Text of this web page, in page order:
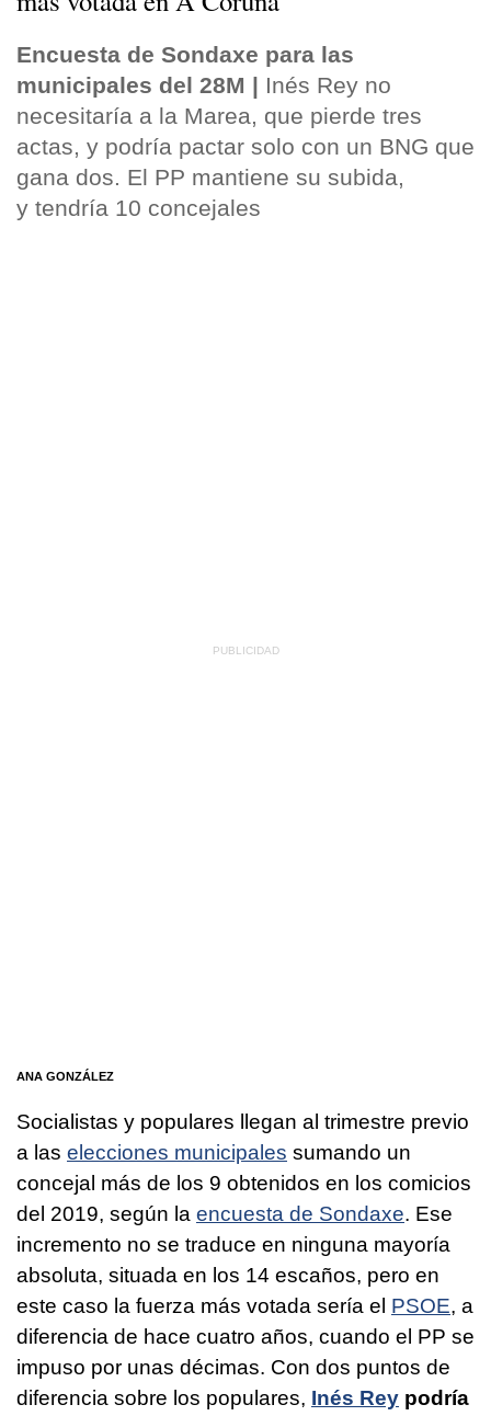
Encuesta de Sondaxe para las
municipales del 28M | Inés Rey no
necesitaría a la Marea, que pierde tres
actas, y podría pactar solo con un BNG que
gana dos. El PP mantiene su subida,
y tendría 10 concejales
ANA GONZÁLEZ
Socialistas y populares llegan al trimestre previo
a las elecciones municipales sumando un
concejal más de los 9 obtenidos en los comicios
del 2019, según la encuesta de Sondaxe. Ese
incremento no se traduce en ninguna mayoría
absoluta, situada en los 14 escaños, pero en
este caso la fuerza más votada sería el PSOE, a
diferencia de hace cuatro años, cuando el PP se
impuso por unas décimas. Con dos puntos de
diferencia sobre los populares, Inés Rey podría